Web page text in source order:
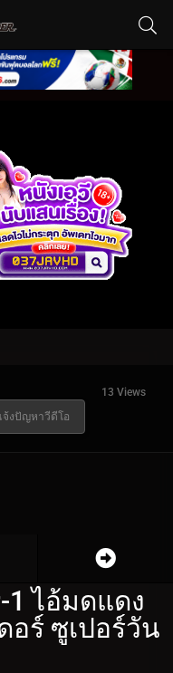
13 Views
จ้งปัญหาวีดีโอ
1 ไอ้มดแดง
อร์ ซูเปอร์วัน